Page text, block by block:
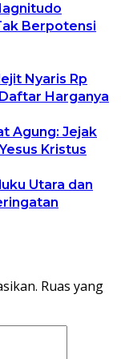
Berpotensi
Nyaris Rp
Harganya
Agung: Jejak
Kristus
Utara dan
Ruas yang